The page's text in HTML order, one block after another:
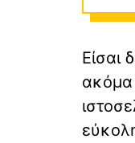
Είσαι
ακόμα